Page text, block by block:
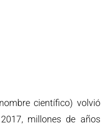
científico) volvió
millones de años